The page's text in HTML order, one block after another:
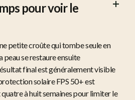
pour voir le
petite croûte qui tombe seule en
peau se restaure ensuite
final est généralement visible
solaire FPS 50+ est
à huit semaines pour limiter le